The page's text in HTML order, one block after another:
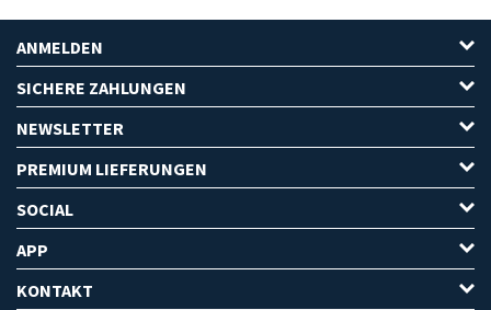
ANMELDEN
SICHERE ZAHLUNGEN
NEWSLETTER
PREMIUM LIEFERUNGEN
SOCIAL
APP
KONTAKT